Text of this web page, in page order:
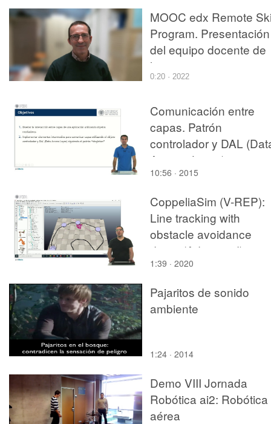
MOOC edx Remote
Program. Presentación
del equipo docente de
los cursos
0:20 · 2022
Comunicación entre
capas. Patrón
controlador y DAL
Access Layer)
10:56 · 2015
CoppeliaSim (V-REP):
Line tracking with
obstacle avoidance
demo (Advanced)
1:39 · 2020
Pajaritos de sonido
ambiente
1:24 · 2014
Demo VIII Jornada
Robótica ai2: Robótica
aérea